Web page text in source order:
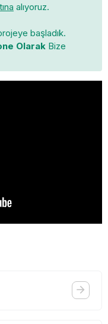
alıyoruz.
başladık.
Olarak Bize